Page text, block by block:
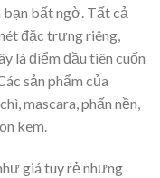
bạn bất ngờ. Tất cả
đặc trưng riêng,
là điểm đầu tiên cuốn
sản phẩm của
mascara, phấn nền,
kem.
giá tuy rẻ nhưng